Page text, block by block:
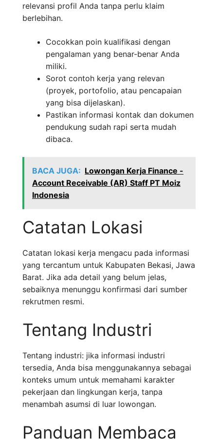
relevansi profil Anda tanpa perlu klaim
berlebihan.
Cocokkan poin kualifikasi dengan
pengalaman yang benar-benar Anda
miliki.
Sorot contoh kerja yang relevan
(proyek, portofolio, atau pencapaian
yang bisa dijelaskan).
Pastikan informasi kontak dan dokumen
pendukung sudah rapi serta mudah
dibaca.
BACA JUGA: Lowongan Kerja Finance -
Account Receivable (AR) Staff PT Moiz
Indonesia
Catatan Lokasi
Catatan lokasi kerja mengacu pada informasi
yang tercantum untuk Kabupaten Bekasi, Jawa
Barat. Jika ada detail yang belum jelas,
sebaiknya menunggu konfirmasi dari sumber
rekrutmen resmi.
Tentang Industri
Tentang industri: jika informasi industri
tersedia, Anda bisa menggunakannya sebagai
konteks umum untuk memahami karakter
pekerjaan dan lingkungan kerja, tanpa
menambah asumsi di luar lowongan.
Panduan Membaca